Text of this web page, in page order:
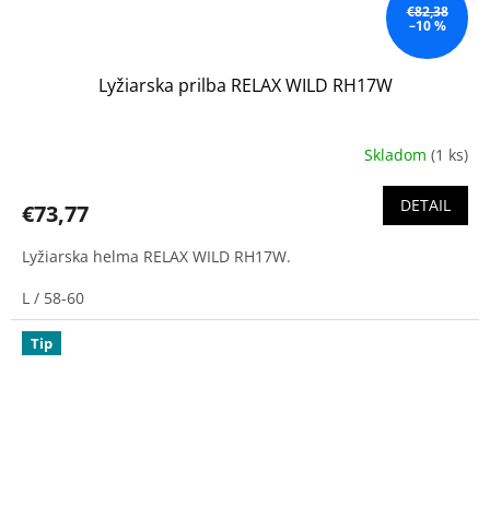
€82,38
–10 %
Lyžiarska prilba RELAX WILD RH17W
Skladom (1 ks)
€73,77 DETAIL
Lyžiarska helma RELAX WILD RH17W.
L / 58-60
Tip